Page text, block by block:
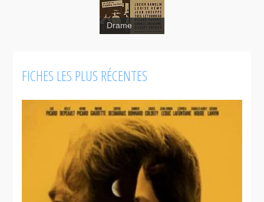
Trouble-fête
Drame
FICHES LES PLUS RÉCENTES